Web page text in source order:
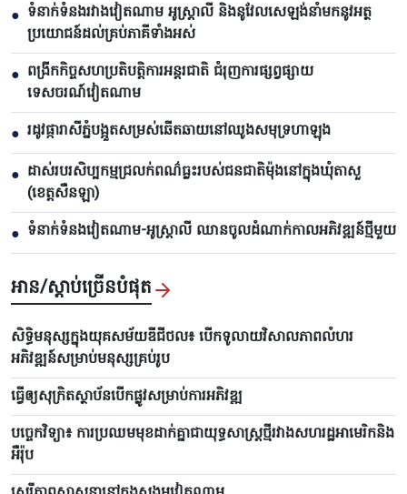
● ទំនាក់ទំនងរវាងវៀតណាម អូស្ត្រាលី និងនូវែលសេឡង់នាំមកនូវអត្ថ
ប្រយោជន៍ដល់គ្រប់ភាគីទាំងអស់
● ពង្រីកកិច្ចសហប្រតិបត្តិការអន្តរជាតិ ជំរុញការផ្សព្វផ្សាយ
ទេសចរណ៍វៀតណាម
● រដូវផ្ការាសីភ្នំបង្អួតសម្រស់ឆើតឆាយនៅឈូងសមុទ្រហាឡុង
● ដាស់របរសិប្បកម្មជ្រលក់ពណ៌ធ្លះរបស់ជនជាតិម៉ុងនៅក្នុងឃុំតាសួ
(ខេត្តសឺនឡា)
● ទំនាក់ទំនងវៀតណាម-អូស្ត្រាលី ឈាន​ចូលដំណាក់កាលអភិវឌ្ឍន៍ថ្មីមួយ
អាន/ស្តាប់ច្រើនបំផុត
សិទ្ធិមនុស្សក្នុងយុគសម័យឌីជីថល៖ បើកទូលាយវិសាលភាពលំហរ
អភិវឌ្ឍន៍សម្រាប់មនុស្សគ្រប់រូប
ធ្វើឲ្យសុក្រិតស្ថាប័នបើកផ្លូវសម្រាប់ការអភិវឌ្ឍ
បច្ចេកវិទ្យា៖ ការប្រឈមមុខដាក់គ្នាជាយុទ្ធសាស្ត្រថ្មីរវាងសហរដ្ឋអាមេរិកនិង
អឺរ៉ុប